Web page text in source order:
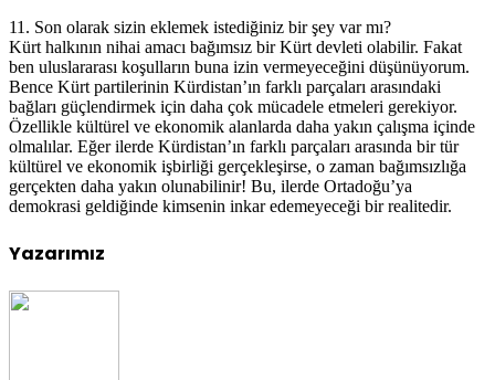
11. Son olarak sizin eklemek istediğiniz bir şey var mı?
Kürt halkının nihai amacı bağımsız bir Kürt devleti olabilir. Fakat
ben uluslararası koşulların buna izin vermeyeceğini düşünüyorum.
Bence Kürt partilerinin Kürdistan’ın farklı parçaları arasındaki
bağları güçlendirmek için daha çok mücadele etmeleri gerekiyor.
Özellikle kültürel ve ekonomik alanlarda daha yakın çalışma içinde
olmalılar. Eğer ilerde Kürdistan’ın farklı parçaları arasında bir tür
kültürel ve ekonomik işbirliği gerçekleşirse, o zaman bağımsızlığa
gerçekten daha yakın olunabilinir! Bu, ilerde Ortadoğu’ya
demokrasi geldiğinde kimsenin inkar edemeyeceği bir realitedir.
Yazarımız